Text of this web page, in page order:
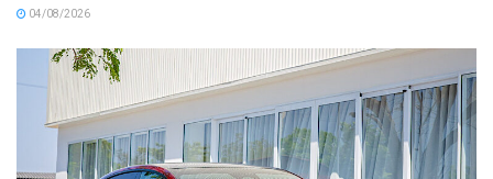
04/08/2026